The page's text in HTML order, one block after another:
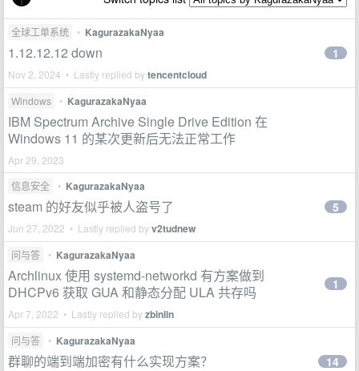
全球工单系统 • KagurazakaNyaa
1.12.12.12 down
Nov 2, 2024 • Lastly replied bytencentcloud
1
Windows • KagurazakaNyaa
IBM Spectrum Archive Single Drive Edition 在
Windows 11 的某次更新后无法正常工作
Apr 29, 2023
信息安全
• KagurazakaNyaa
steam 的好友似乎被人盗号了
Jun 27, 2022 • Lastly replied byv2tudnew
5
问与答 • KagurazakaNyaa
Archlinux 使用 systemd-networkd 有方案做到
DHCPv6 获取 GUA 和静态分配 ULA 共存吗
Apr 7, 2022 • Lastly replied byzbinlin
1
问与答 • KagurazakaNyaa
群聊的端到端加密有什么实现方案？ 14